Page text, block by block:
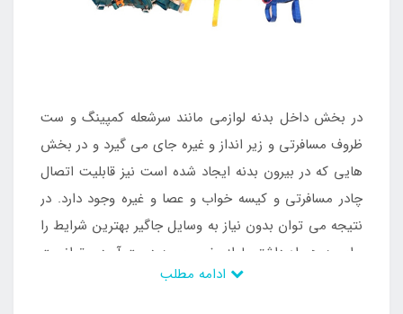
در بخش داخل بدنه لوازمی مانند سرشعله کمپینگ و ست
ظروف مسافرتی و زیر انداز و غیره جای می گیرد و در بخش
هایی که در بیرون بدنه ایجاد شده است نیز قابلیت اتصال
چادر مسافرتی و کیسه خواب و عصا و غیره وجود دارد. در
نتیجه می توان بدون نیاز به وسایل جاگیر بهترین شرایط را
برای به همراه داشتن لوازم ضروری به دست آورد و توانست
برای اقامت های چند روزه نیز لوازم مورد نیاز را به همراه